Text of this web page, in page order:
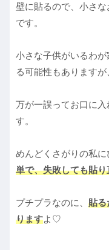
壁に貼るので、小さ
です。
小さな子供がいるわ
る可能性もありますが
万が一誤ってお口に入
す。
めんどくさがりの私に
単で、失敗しても貼り
プチプラなのに、 貼る
りますよ♡